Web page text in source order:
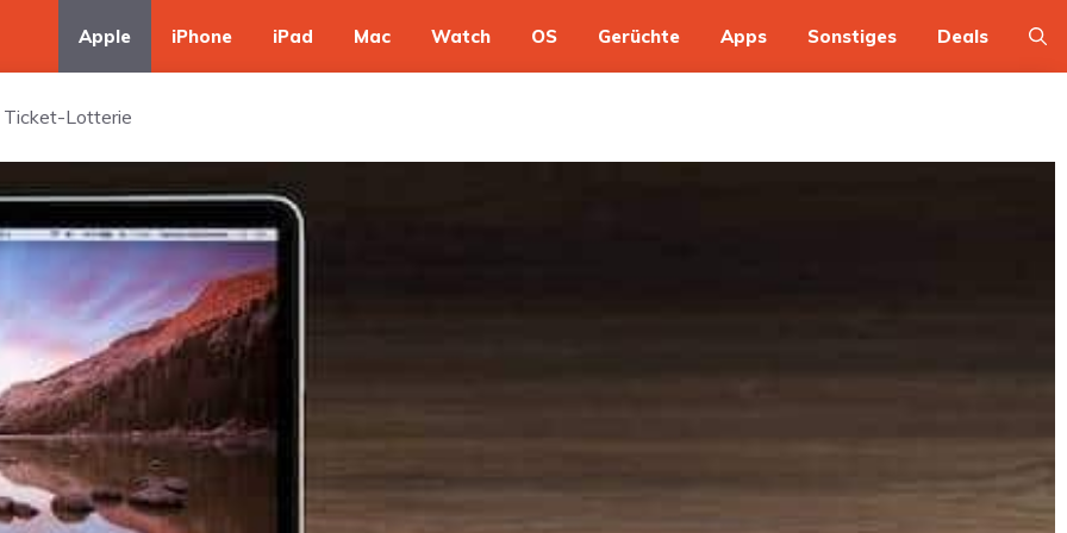
Apple iPhone iPad Mac Watch OS Gerüchte Apps Sonstiges Deals
Lotterie